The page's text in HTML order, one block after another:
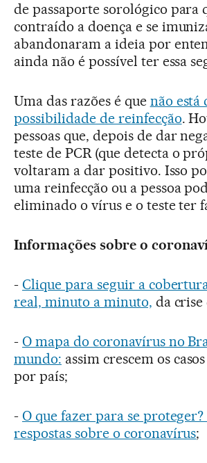
de passaporte sorológico para
contraído a doença e se
abandonaram a ideia por
ainda não é possível ter essa
Uma das razões é que não está
possibilidade de reinfecção.
pessoas que, depois de dar
teste de PCR (que detecta o
voltaram a dar positivo. Isso
uma reinfecção ou a pessoa
eliminado o vírus e o teste ter
Informações sobre o
- Clique para seguir a
real, minuto a minuto, da crise
- O mapa do coronavírus no
mundo: assim crescem os
por país;
- O que fazer para se
respostas sobre o coronavírus;